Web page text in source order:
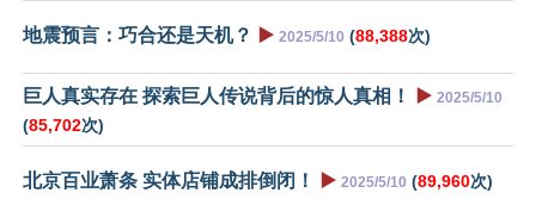
地震预言：巧合还是天机？ ▶️ 2025/5/10 (88,388次)
巨人真实存在 探索巨人传说背后的惊人真相！ ▶️ 2025/5/10
(85,702次)
北京百业萧条 实体店铺成排倒闭！ ▶️ 2025/5/10 (89,960次)